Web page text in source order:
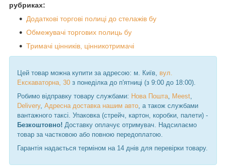
рубриках:
Додаткові торгові полиці до стелажів бу
Обмежувачі торгових полиць бу
Тримачі цінників, цінникотримачі
Цей товар можна купити за адресою: м. Київ, вул.
Екскаваторна, 30 з понеділка до п'ятниці (з 9:00 до 18:00).
Робимо відправку товару службами: Нова Пошта Meest
Delivery, Адресна доставка нашим авто , а також службами
вантажного таксі. Упаковка (стрейч, картон, коробки, палети) -
Безкоштовно! Доставку оплачує отримувач. Надсилаємо
товар за частковою або повною передоплатою.
Гарантія надається терміном на 14 днів для перевірки товару.